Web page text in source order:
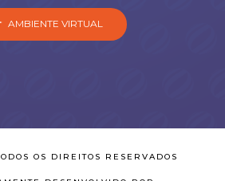
AMBIENTE VIRTUAL
OS DIREITOS RESERVADOS